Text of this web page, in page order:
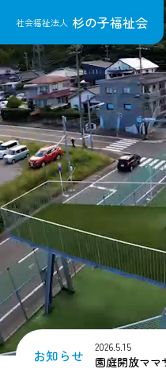
社会福祉法人 杉の子福祉会
お知らせ 2026.5.15
園庭開放ママ